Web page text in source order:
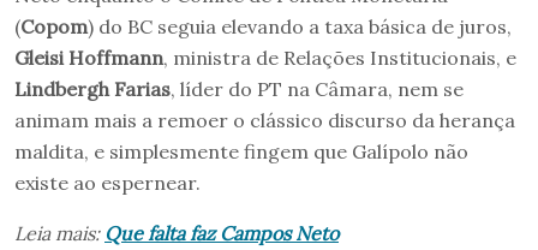
(Copom) do BC seguia elevando a taxa básica de juros,
Gleisi Hoffmann, ministra de Relações Institucionais, e
Lindbergh Farias, líder do PT na Câmara, nem se
animam mais a remoer o clássico discurso da herança
maldita, e simplesmente fingem que Galípolo não
existe ao espernear.
Leia mais: Que falta faz Campos Neto